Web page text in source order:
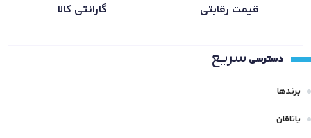
قیمت رقابتی گارانتی کالا
دسترسی سریع
برندها
یاتاقان